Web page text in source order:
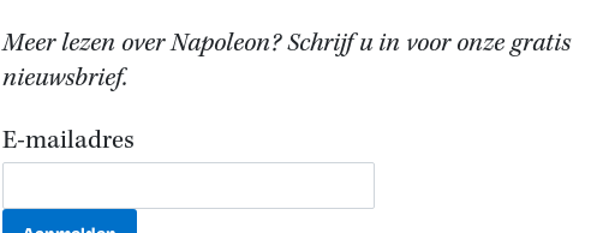
Meer lezen over Napoleon? Schrijf u in voor onze gratis
nieuwsbrief.
E-mailadres